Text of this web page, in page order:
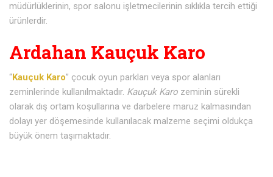
müdürlüklerinin, spor salonu işletmecilerinin sıklıkla tercih ettiği
ürünlerdir.
Ardahan Kauçuk Karo
“Kauçuk Karo” çocuk oyun parkları veya spor alanları
zeminlerinde kullanılmaktadır. Kauçuk Karo zeminin sürekli
olarak dış ortam koşullarına ve darbelere maruz kalmasından
dolayı yer döşemesinde kullanılacak malzeme seçimi oldukça
büyük önem taşımaktadır.